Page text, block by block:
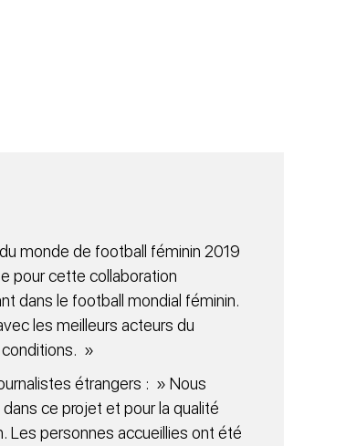
monde de football féminin 2019
pour cette collaboration
dans le football mondial féminin.
les meilleurs acteurs du
conditions. »
étrangers : » Nous
ce projet et pour la qualité
Les personnes accueillies ont été